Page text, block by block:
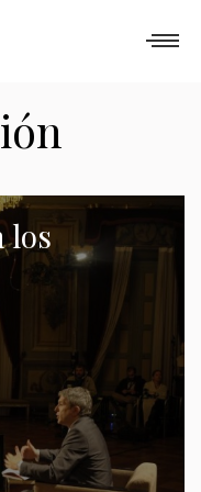
los
Siempre activas